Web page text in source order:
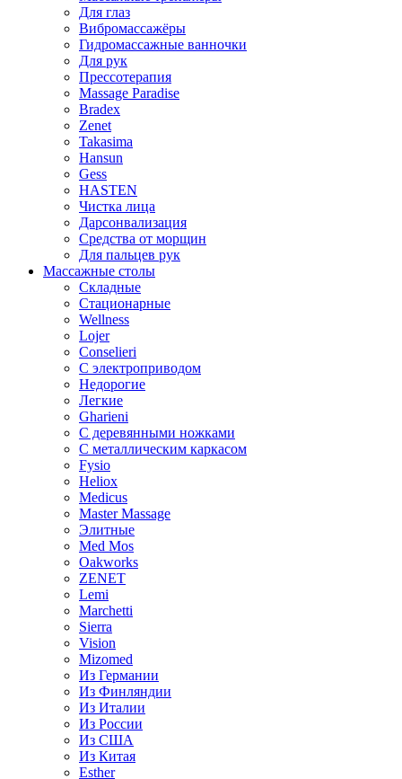
Для глаз
Вибромассажёры
Гидромассажные ванночки
Для рук
Прессотерапия
Massage Paradise
Bradex
Zenet
Takasima
Hansun
Gess
HASTEN
Чистка лица
Дарсонвализация
Средства от морщин
Для пальцев рук
Массажные столы
Складные
Стационарные
Wellness
Lojer
Conselieri
С электроприводом
Недорогие
Легкие
Gharieni
С деревянными ножками
С металлическим каркасом
Fysio
Heliox
Medicus
Master Massage
Элитные
Med Mos
Oakworks
ZENET
Lemi
Marchetti
Sierra
Vision
Mizomed
Из Германии
Из Финляндии
Из Италии
Из России
Из США
Из Китая
Esther